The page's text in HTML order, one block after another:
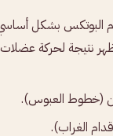
البوتكس بشكل أساسي
نتيجة لحركة
(خطوط العبوس).
الغراب).